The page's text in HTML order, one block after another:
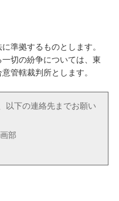
準拠するものとします。
切の紛争については、東
管轄裁判所とします。
以下の連絡先までお願い
部